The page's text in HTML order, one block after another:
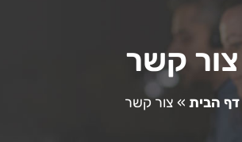
צור קשר
דף הבית » צור קשר